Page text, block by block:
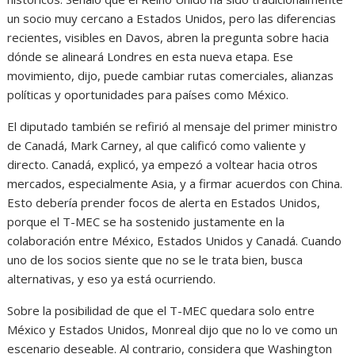
un socio muy cercano a Estados Unidos, pero las diferencias
recientes, visibles en Davos, abren la pregunta sobre hacia
dónde se alineará Londres en esta nueva etapa. Ese
movimiento, dijo, puede cambiar rutas comerciales, alianzas
políticas y oportunidades para países como México.
El diputado también se refirió al mensaje del primer ministro
de Canadá, Mark Carney, al que calificó como valiente y
directo. Canadá, explicó, ya empezó a voltear hacia otros
mercados, especialmente Asia, y a firmar acuerdos con China.
Esto debería prender focos de alerta en Estados Unidos,
porque el T-MEC se ha sostenido justamente en la
colaboración entre México, Estados Unidos y Canadá. Cuando
uno de los socios siente que no se le trata bien, busca
alternativas, y eso ya está ocurriendo.
Sobre la posibilidad de que el T-MEC quedara solo entre
México y Estados Unidos, Monreal dijo que no lo ve como un
escenario deseable. Al contrario, considera que Washington